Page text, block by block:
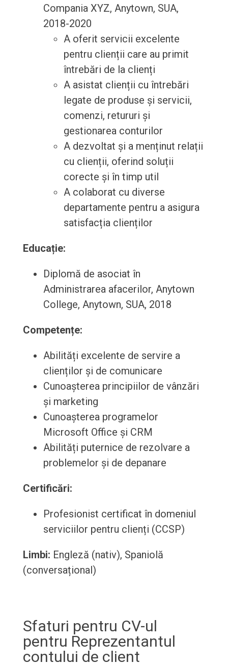
Compania XYZ, Anytown, SUA,
2018-2020
A oferit servicii excelente
pentru clienții care au primit
întrebări de la clienți
A asistat clienții cu întrebări
legate de produse și servicii,
comenzi, retururi și
gestionarea conturilor
A dezvoltat și a menținut relații
cu clienții, oferind soluții
corecte și în timp util
A colaborat cu diverse
departamente pentru a asigura
satisfacția clienților
Educație:
Diplomă de asociat în
Administrarea afacerilor, Anytown
College, Anytown, SUA, 2018
Competențe:
Abilități excelente de servire a
clienților și de comunicare
Cunoașterea principiilor de vânzări
și marketing
Cunoașterea programelor
Microsoft Office și CRM
Abilități puternice de rezolvare a
problemelor și de depanare
Certificări:
Profesionist certificat în domeniul
serviciilor pentru clienți (CCSP)
Limbi: Engleză (nativ), Spaniolă
(conversațional)
Sfaturi pentru CV-ul
pentru Reprezentantul
contului de client